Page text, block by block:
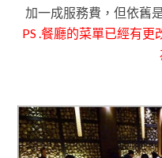
加一成服務費 ，但依舊
PS .餐廳的菜單已經有